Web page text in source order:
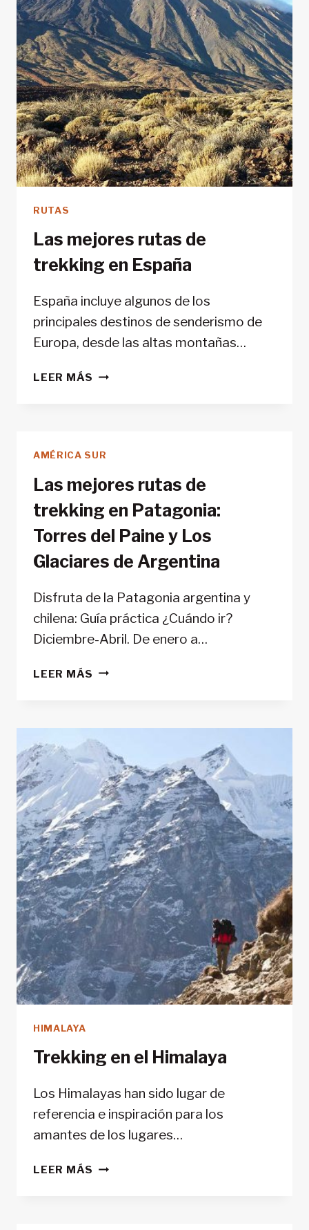
RUTAS
Las mejores rutas de
trekking en España
España incluye algunos de los
principales destinos de senderismo de
Europa, desde las altas montañas…
LEER MÁS LAS
EN
AMÉRICA SUR
Las mejores rutas de
trekking en Patagonia:
Torres del Paine y Los
Glaciares de Argentina
Disfruta de la Patagonia argentina y
chilena: Guía práctica ¿Cuándo ir?
Diciembre-Abril. De enero a…
LEER MÁS LAS
EN
PATAGONIA:
TORRES
DEL
PAINE
Y
LOS
GLACIARES
DE
ARGENTINA
HIMALAYA
Trekking en el Himalaya
Los Himalayas han sido lugar de
referencia e inspiración para los
amantes de los lugares…
LEER MÁS TREKKING